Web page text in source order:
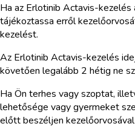
Ha az Erlotinib Actavis-
tájékoztassa erről
kezelést.
Az Erlotinib Actavis-kezelés
követően legalább 2 hétig ne
Ha Ön terhes vagy szoptat,
lehetősége vagy gyermeket
előtt beszéljen